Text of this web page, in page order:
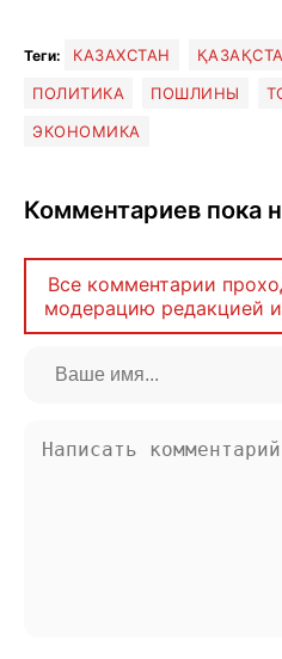
Теги: КАЗАХСТАН
ПОЛИТИКА
ПОШЛИНЫ
ЭКОНОМИКА
Комментариев пока
Все комментарии
модерацию редакцией